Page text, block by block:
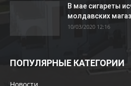
В мае сигареты
молдавских
10/03/2020 12:16
ПОПУЛЯРНЫЕ КАТЕГОРИИ